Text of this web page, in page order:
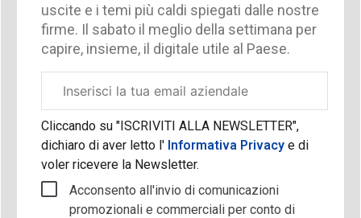
uscite e i temi più caldi spiegati dalle nostre
firme. Il sabato il meglio della settimana per
capire, insieme, il digitale utile al Paese.
aziendale
Cliccando su "ISCRIVITI ALLA NEWSLETTER",
dichiaro di aver letto l'Informativa Privacy e di
voler ricevere la Newsletter.
Acconsento all'invio di comunicazioni
promozionali e commerciali per conto di